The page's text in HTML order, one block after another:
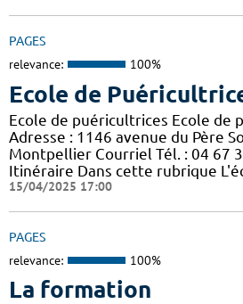
PAGES
relevance: 100%
Ecole de
Ecole de puéricultrices Ecole de
Adresse : 1146 avenue du Père
Montpellier Courriel Tél. : 04 67
Itinéraire Dans cette rubrique
15/04/2025 17:00
PAGES
relevance: 100%
La formation